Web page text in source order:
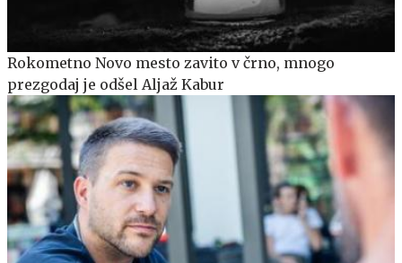
Rokometno Novo mesto zavito v črno, mnogo
prezgodaj je odšel Aljaž Kabur